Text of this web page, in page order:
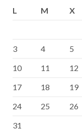
L
M X
3
4 5
10
11 12
17
18 19
24
25 26
31